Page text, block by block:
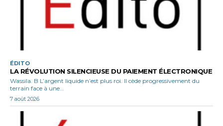
ÉDITO
LA RÉVOLUTION SILENCIEUSE DU PAIEMENT ÉLECTRONIQUE
Wassila. B L’argent liquide n’est plus roi. Il cède progressivement du
terrain face à une...
7 août 2026